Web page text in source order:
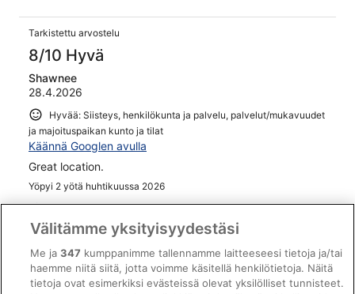
Tarkistettu arvostelu
8/10 Hyvä
Shawnee
28.4.2026
Hyvää: Siisteys, henkilökunta ja palvelu, palvelut/mukavuudet
ja majoituspaikan kunto ja tilat
Käännä Googlen avulla
Great location.
Yöpyi 2 yötä huhtikuussa 2026
0
Tarkistettu arvostelu
10/10 Loistava
Välitämme yksityisyydestäsi
Me ja347 kumppanimme tallennamme laitteeseesi tietoja ja/tai
haemme niitä siitä, jotta voimme käsitellä henkilötietoja. Näitä
tietoja ovat esimerkiksi evästeissä olevat yksilölliset tunnisteet.